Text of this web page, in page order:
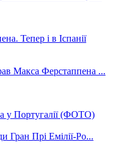
Тепер і в Іспанії
у Португалії (ФОТО)